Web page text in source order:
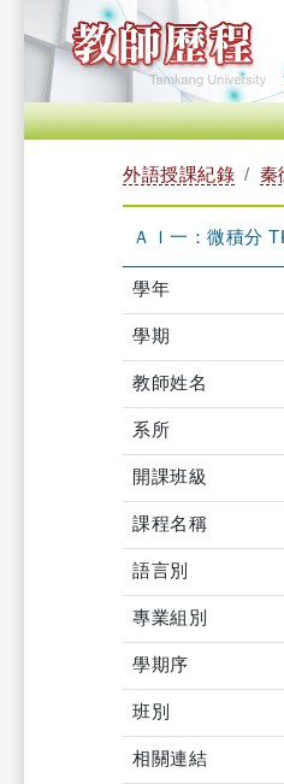
外語授課紀錄 秦
ＡＩ一：微積分
學年
學期
教師姓名
系所
開課班級
課程名稱
語言別
專業組別
學期序
班別
相關連結